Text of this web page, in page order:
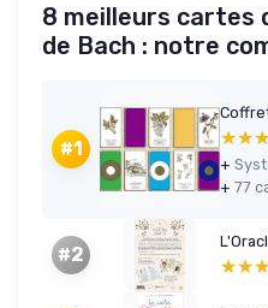
8 meilleurs cartes
de Bach : notre
#1
+
+
#2